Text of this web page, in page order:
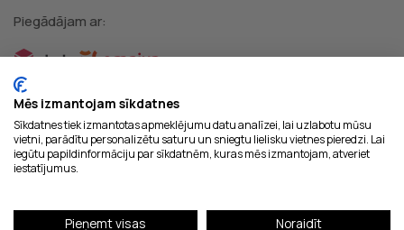
Piegādājam ar:
Droši maksājumi:
Mēs izmantojam sīkdatnes
Sīkdatnes tiek izmantotas apmeklējumu datu analīzei, lai uzlabotu mūsu
vietni, parādītu personalizētu saturu un sniegtu lielisku vietnes pieredzi. Lai
iegūtu papildinformāciju par sīkdatnēm, kuras mēs izmantojam, atveriet
iestatījumus.
Pieņemt visas Noraidīt